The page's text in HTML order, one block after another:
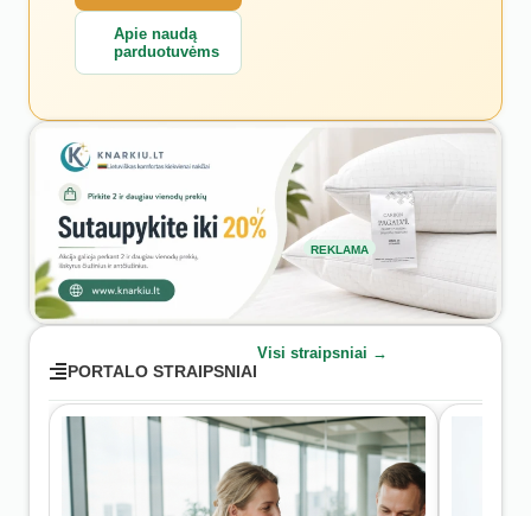
Apie naudą
parduotuvėms
REKLAMA
PORTALO STRAIPSNIAI
Visi straipsniai →